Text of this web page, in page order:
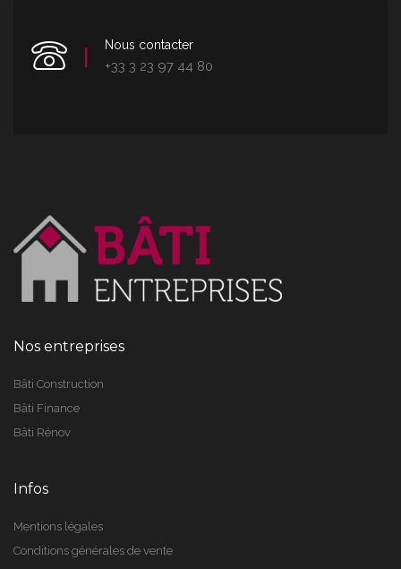
Nous contacter
+33 3 23 97 44 80
Nos entreprises
Bâti Construction
Bâti Finance
Bâti Rénov
Infos
Mentions légales
Conditions générales de vente